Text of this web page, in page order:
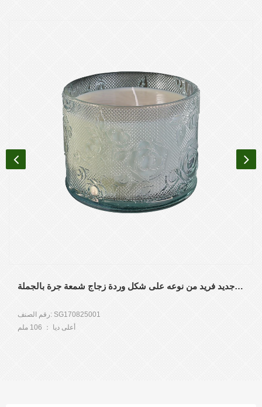
منتج جديد فريد من نوعه على شكل وردة زجاج شمعة جرة بالجملة
رقم الصنف: SG170825001
أعلى ديا ： 106 ملم